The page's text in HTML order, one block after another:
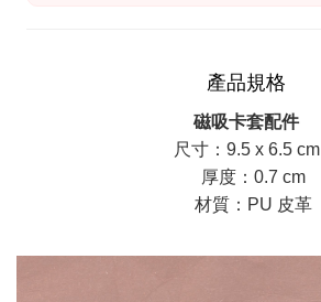
產品規格
磁吸卡套配件
尺寸：9.5 x 6.5 cm
厚度：0.7 cm
材質：PU 皮革